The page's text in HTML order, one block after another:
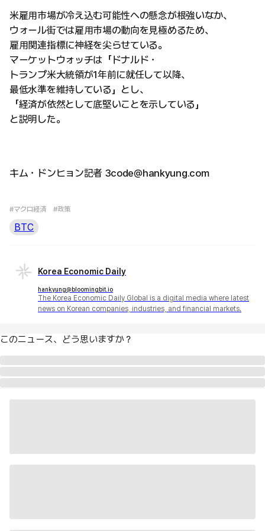
米雇用市場が冷え込む可能性への懸念が根強いなか、
ウォール街では雇用市場の動向を見極めるため、
雇用関連指標に神経を尖らせている。
マーケットウォッチは「ドナルド・
トランプ米大統領が1年前に就任して以降、
最低水準を維持している」とし、
「経済が依然として底堅いことを示している」
と説明した。
キム・ドンヒョン記者 3code@hankyung.com
#マクロ経済 #政策
BTC
Korea Economic Daily
hankyung@bloomingbit.io
The Korea Economic Daily Global is a digital media where latest
news on Korean companies, industries, and financial markets.
このニュース、どう思いますか？